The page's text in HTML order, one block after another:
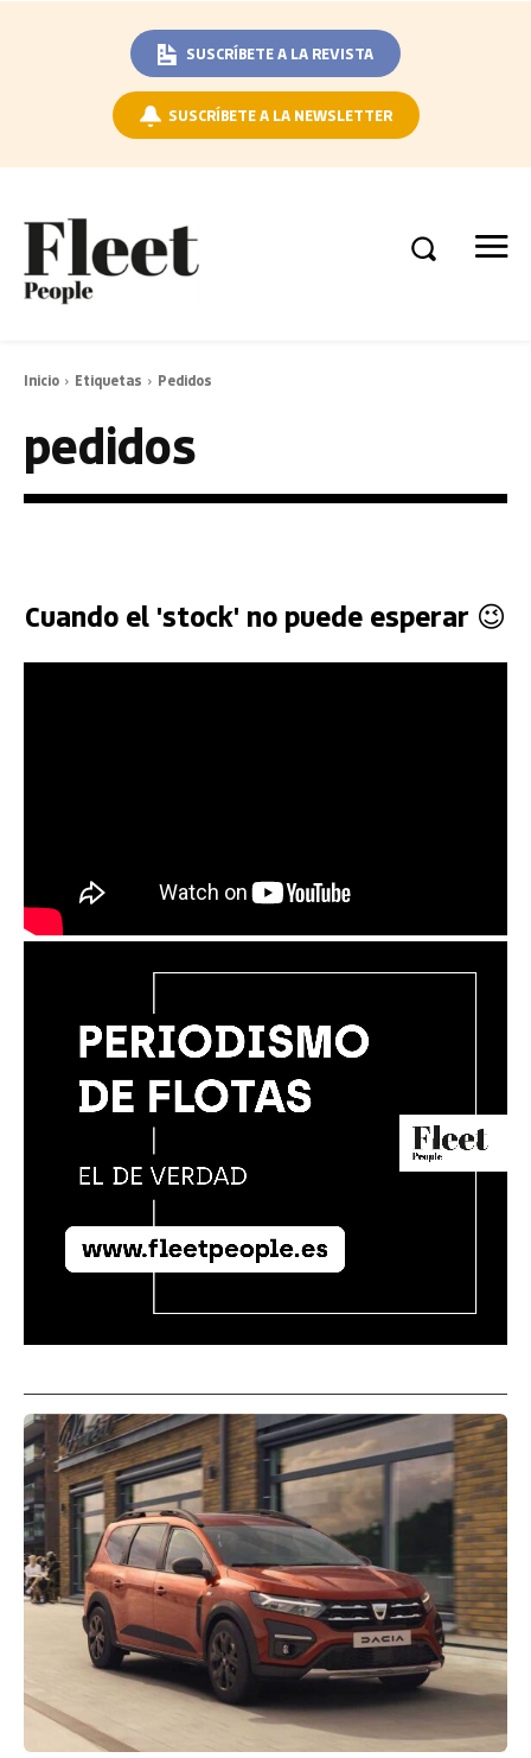
SUSCRÍBETE A LA REVISTA
SUSCRÍBETE A LA NEWSLETTER
Inicio Etiquetas Pedidos
pedidos
Cuando el 'stock' no puede esperar 😉